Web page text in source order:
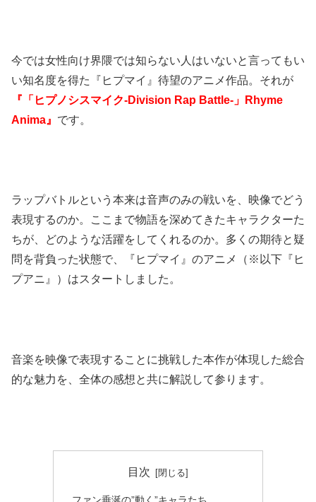
今では女性向け界隈では知らない人はいないと言ってもい
い知名度を得た『ヒプマイ』待望のアニメ作品。それが
『「ヒプノシスマイク-Division Rap Battle-」Rhyme
Anima』 です。
ラップバトルという本来は音声のみの戦いを、映像でどう
表現するのか。ここまで物語を深めてきたキャラクターた
ちが、どのような活躍をしてくれるのか。多くの期待と疑
問を背負った状態で、『ヒプマイ』のアニメ（※以下『ヒ
プアニ』）はスタートしました。
音楽を映像で表現することに挑戦した本作が体現した総合
的な魅力を、全体の感想と共に解説して参ります。
目次